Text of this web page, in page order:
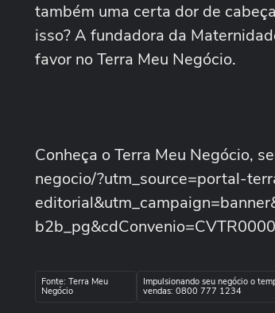
também uma certa dor de
isso? A fundadora da
favor no Terra Meu Negócio.
Conheça o Terra Meu Negócio,
negocio/?utm_source=portal-
Fonte: Terra Meu
Negócio
Impulsionando seu negócio o
vendas: 0800 777 1234